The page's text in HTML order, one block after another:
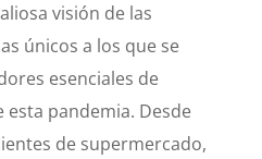
visión de las
únicos a los que se
esenciales de
pandemia. Desde
de supermercado,